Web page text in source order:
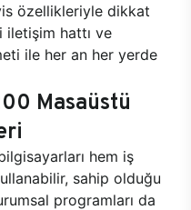
özellikleriyle dikkat
hattı ve
ile her an her yerde
Masaüstü
hem iş
sahip olduğu
programları da